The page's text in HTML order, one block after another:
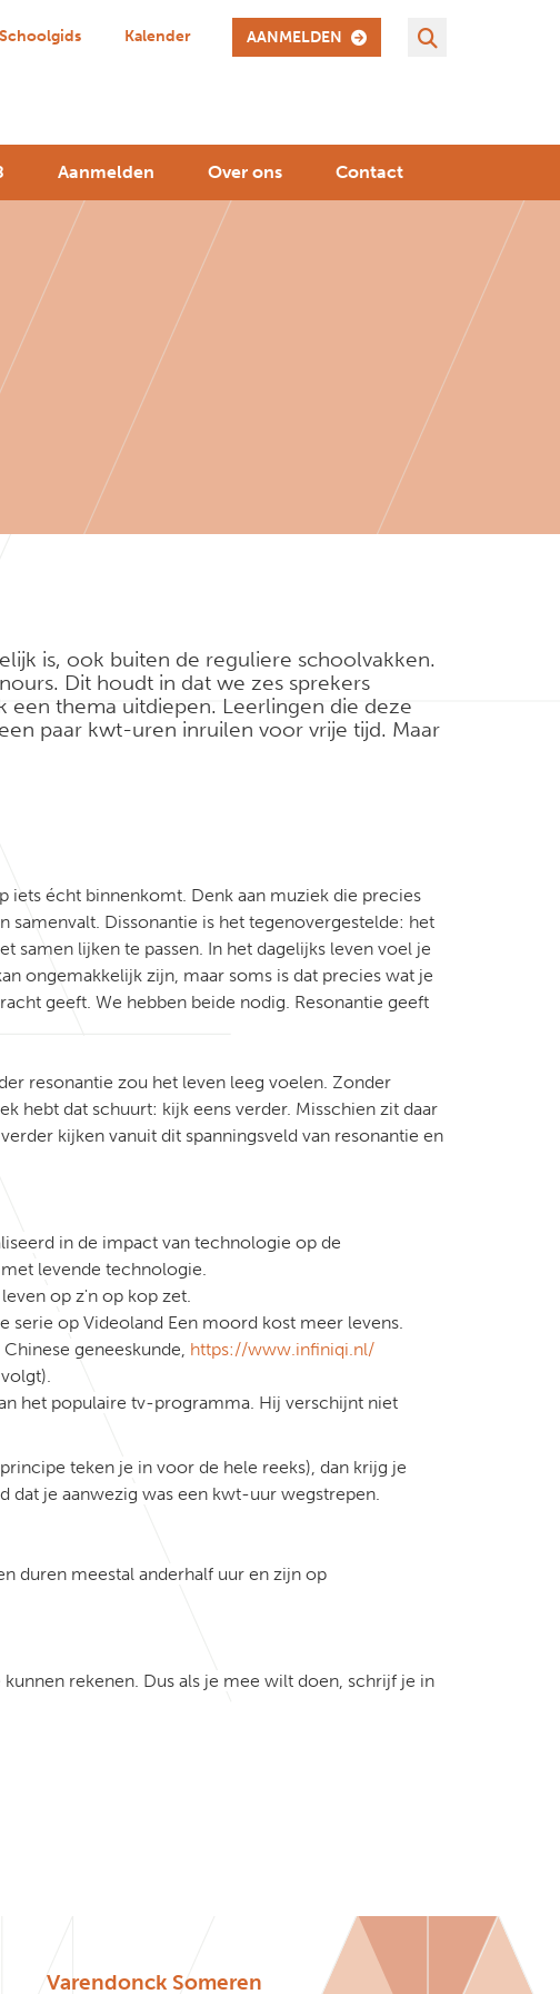
Schoolgids Kalender AANMELDEN
Aanmelden Over ons Contact
is, ook buiten de reguliere schoolvakken.
Dit houdt in dat we zes sprekers
thema uitdiepen. Leerlingen die deze
paar kwt-uren inruilen voor vrije tijd. Maar
écht binnenkomt. Denk aan muziek die precies
samenvalt. Dissonantie is het tegenovergestelde: het
samen lijken te passen. In het dagelijks leven voel je
ongemakkelijk zijn, maar soms is dat precies wat je
geeft. We hebben beide nodig. Resonantie geeft
resonantie zou het leven leeg voelen. Zonder
hebt dat schuurt: kijk eens verder. Misschien zit daar
kijken vanuit dit spanningsveld van resonantie en
in de impact van technologie op de
levende technologie.
op z'n op kop zet.
serie op Videoland Een moord kost meer levens.
geneeskunde, https://www.infiniqi.nl/
het populaire tv-programma. Hij verschijnt niet
teken je in voor de hele reeks), dan krijg je
dat je aanwezig was een kwt-uur wegstrepen.
duren meestal anderhalf uur en zijn op
rekenen. Dus als je mee wilt doen, schrijf je in
Varendonck Someren